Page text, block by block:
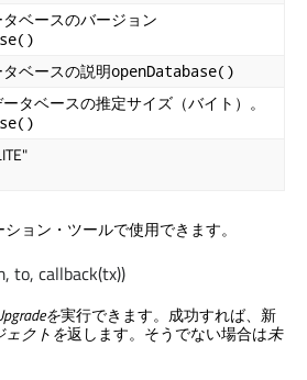
ベースのバージョン
ベースの説明openDatabase()
タベースの推定サイズ（バイト）。
ョン・ツールで使用できます。
to, callback(tx))
を実行できます。成功すれば、新
ェクトを返します。そうでない場合は未